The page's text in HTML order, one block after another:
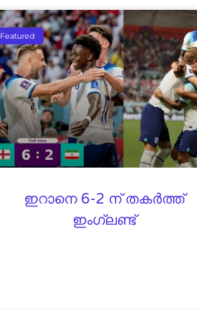
Featured
ഇറാനെ 6-2 ന് തകർത്ത്
ഇംഗ്ലണ്ട്